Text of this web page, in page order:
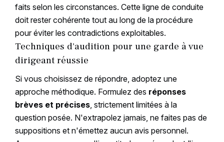
faits selon les circonstances. Cette ligne de conduite
doit rester cohérente tout au long de la procédure
pour éviter les contradictions exploitables.
Techniques d'audition pour une garde à vue
dirigeant réussie
Si vous choisissez de répondre, adoptez une
approche méthodique. Formulez des réponses
brèves et précises, strictement limitées à la
question posée. N'extrapolez jamais, ne faites pas de
suppositions et n'émettez aucun avis personnel.